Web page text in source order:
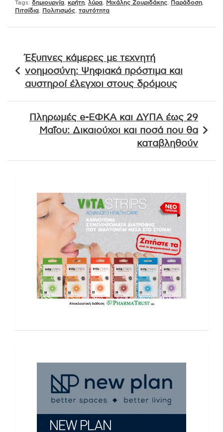
Tags: δημιουργία κρήτη λύρα Μιχάλης Ζουριδάκης Παράδοση
Πιτσίδια
Πολιτισμός ταυτότητα
άρθρων
Έξυπνες κάμερες με τεχνητή
νοημοσύνη: Ψηφιακά πρόστιμα και
αυστηροί έλεγχοι στους δρόμους
Πληρωμές e-ΕΦΚΑ και ΔΥΠΑ έως 29
Μαΐου: Δικαιούχοι και ποσά που θα
καταβληθούν